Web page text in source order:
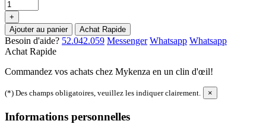
+
Ajouter au panier
Achat Rapide
Besoin d'aide? 52.042.059 Messenger Whatsapp Whatsapp
Achat Rapide
Commandez vos achats chez Mykenza en un clin d'œil!
(*) Des champs obligatoires, veuillez les indiquer clairement. ×
Informations personnelles